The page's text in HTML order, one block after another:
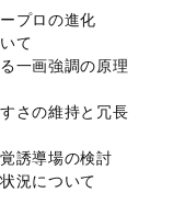
プロの進化
て
一画強調の原理
さの維持と冗長
誘導場の検討
況について